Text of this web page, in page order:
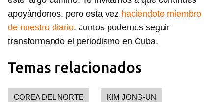
Para poder guardar como favorito, primero has de
iniciar sesión con tu cuenta de 14ymedio.
apoyándonos, pero esta vez haciéndote miembro
de nuestro diario. Juntos podemos seguir
transformando el periodismo en Cuba.
Temas relacionados
COREA DEL NORTE KIM JONG-UN